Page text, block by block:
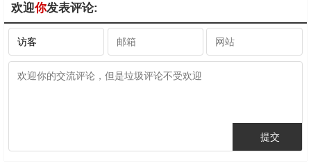
欢迎你发表评论: